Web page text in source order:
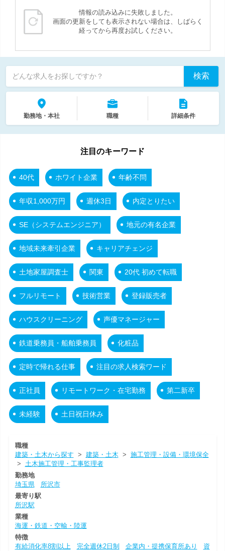
情報の読み込みに失敗しました。
画面の更新をしても表示されない場合は、しばらく
経ってから再度お試しください。
どんな求人をお探しですか？ 検索
勤務地・本社 職種 詳細条件
注目のキーワード
40代 ホワイト企業 年齢不問
年収1,000万円 週休3日 内定とりたい
SE（システムエンジニア） 地元の有名企業
地域未来牽引企業 キャリアチェンジ
土地家屋調査士 関東 20代 初めて転職
フルリモート 技術営業 登録販売者
ハウスクリーニング 声優マネージャー
鉄道乗務員・船舶乗務員 化粧品
定時で帰れる仕事 注目の求人検索ワード
正社員 リモートワーク・在宅勤務 第二新卒
未経験 土日祝日休み
職種
建築・土木から探す > 建築・土木 > 施工管理・設備・環境保全
> 土木施工管理・工事監理者
勤務地
埼玉県
所沢市
最寄り駅
所沢駅
業種
海運・鉄道・空輸・陸運
特徴
有給消化率8割以上
完全週休2日制 企業内・提携保育所あり 資